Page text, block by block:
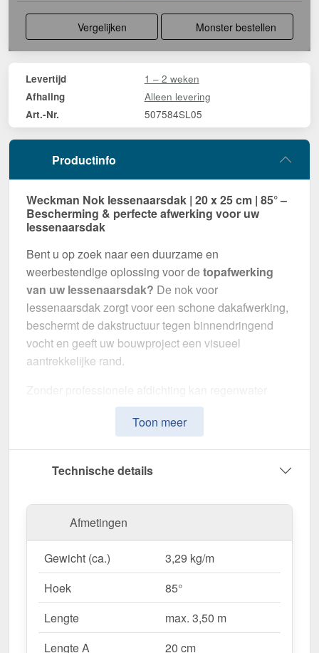
Vergelijken Monster bestellen
Levertijd 1 – 2 weken
Afhaling Alleen levering
Art.-Nr. 507584SL05
Productinfo
Weckman Nok lessenaarsdak | 20 x 25 cm | 85° –
Bescherming & perfecte afwerking voor uw
lessenaarsdak
Bent u op zoek naar een duurzame en
weerbestendige oplossing voor detopafwerking
van uw lessenaarsdak? De nok voor
lessenaarsdak zorgt voor een schone dakafwerking,
beschermt de dakstructuur tegen binnendringend
vocht en geeft uw bouwproject een visueel
aantrekkelijke rand.
ongecontroleerd binnendringen, met langdurige
schade aan de dakstructuur en gevel tot gevolg. Dit
stabiliseren. Het maakt indruk met zijn eenvoudige
Gemaakt vanStaalmet een
mm, biedt dit zetwerk een hoge stabiliteit. Delengte
van max. 3,50 m
kunt u deze gemakkelijk aan uw
coatingin Koperbruin (RAL 8004)
materiaal permanent beschermd tegen corrosie.
Toon meer
Technische details
Afmetingen
Gewicht (ca.)
3,29 kg/m
Hoek
85°
Lengte
max. 3,50 m
Lengte A
20 cm